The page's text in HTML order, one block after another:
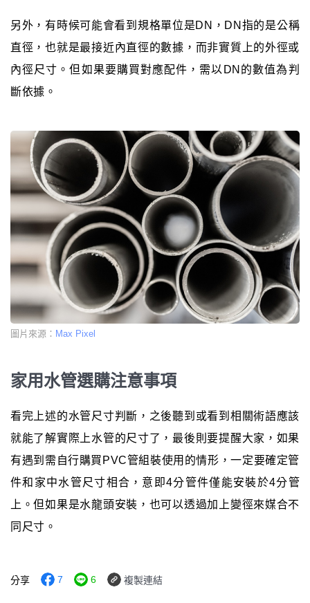
另外，有時候可能會看到規格單位是DN，DN指的是公稱
直徑，也就是最接近內直徑的數據，而非實質上的外徑或
內徑尺寸。但如果要購買對應配件，需以DN的數值為判
斷依據。
圖片來源： Max Pixel
家用水管選購注意事項
看完上述的水管尺寸判斷，之後聽到或看到相關術語應該
就能了解實際上水管的尺寸了，最後則要提醒大家，如果
有遇到需自行購買PVC管組裝使用的情形，一定要確定管
件和家中水管尺寸相合，意即4分管件僅能安裝於4分管
上。但如果是水龍頭安裝，也可以透過加上變徑來媒合不
同尺寸。
分享 7 6 複製連結